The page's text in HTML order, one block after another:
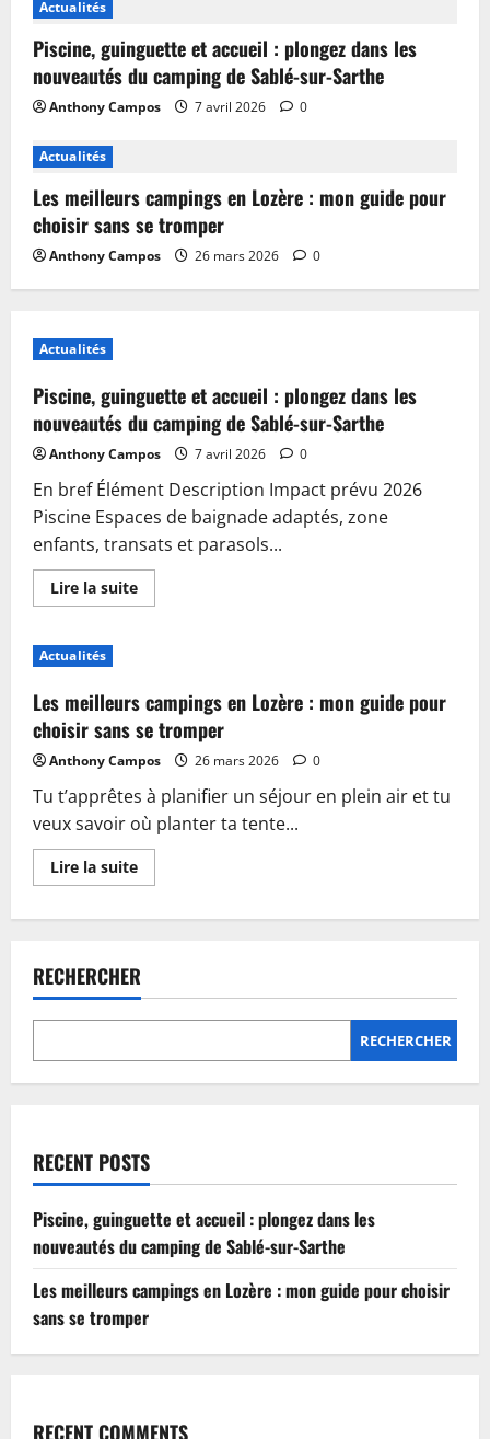
Actualités
Piscine, guinguette et accueil : plongez dans les
nouveautés du camping de Sablé-sur-Sarthe
Anthony Campos 7 avril 2026 0
Actualités
Les meilleurs campings en Lozère : mon guide pour
choisir sans se tromper
Anthony Campos 26 mars 2026 0
Actualités
Piscine, guinguette et accueil : plongez dans les
nouveautés du camping de Sablé-sur-Sarthe
Anthony Campos 7 avril 2026 0
En bref Élément Description Impact prévu 2026
Piscine Espaces de baignade adaptés, zone
enfants, transats et parasols...
Lire la suiteEn
savoir
accueil
:
plongez
dans
les
nouveautés
du
camping
de
Sablé-
sur-
Sarthe
Actualités
Les meilleurs campings en Lozère : mon guide pour
choisir sans se tromper
Anthony Campos 26 mars 2026 0
Tu t’apprêtes à planifier un séjour en plein air et tu
veux savoir où planter ta tente...
Lire la suiteEn
savoir
en
Lozère
:
mon
choisir
sans
RECHERCHER
RECHERCHER
RECENT POSTS
Piscine, guinguette et accueil : plongez dans les
nouveautés du camping de Sablé-sur-Sarthe
Les meilleurs campings en Lozère : mon guide pour choisir
sans se tromper
RECENT COMMENTS